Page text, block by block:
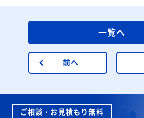
前へ
一覧へ
ご相談・お見積もり無料